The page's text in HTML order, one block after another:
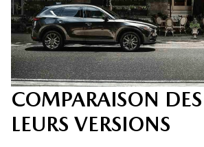
COMPARAISON
LEURS VERSIONS